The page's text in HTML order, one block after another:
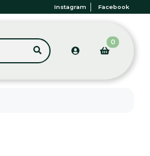
Instagram Facebook
0